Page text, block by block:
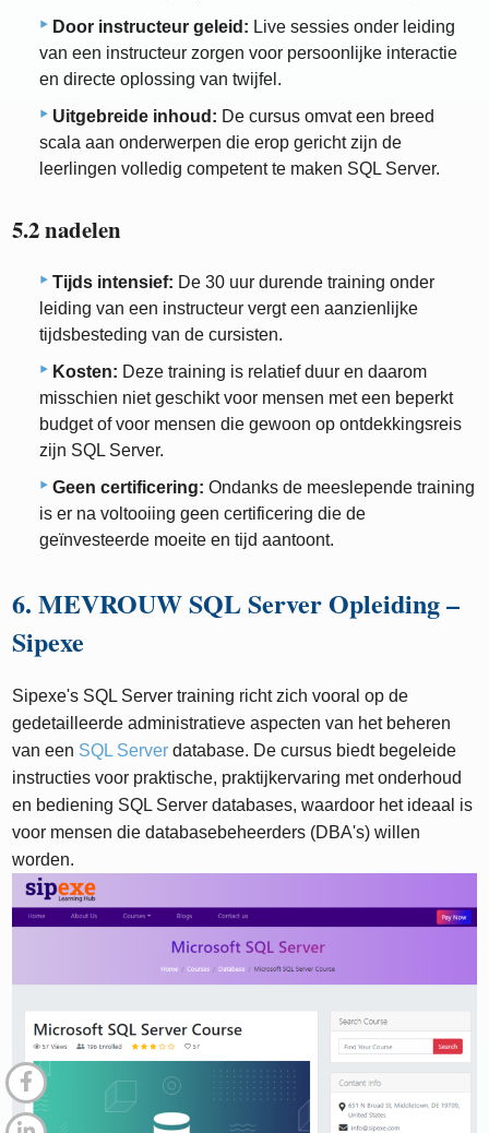
Door instructeur geleid: Live sessies onder leiding
van een instructeur zorgen voor persoonlijke interactie
en directe oplossing van twijfel.
Uitgebreide inhoud: De cursus omvat een breed
scala aan onderwerpen die erop gericht zijn de
leerlingen volledig competent te maken SQL Server.
5.2 nadelen
Tijds intensief: De 30 uur durende training onder
leiding van een instructeur vergt een aanzienlijke
tijdsbesteding van de cursisten.
Kosten: Deze training is relatief duur en daarom
misschien niet geschikt voor mensen met een beperkt
budget of voor mensen die gewoon op ontdekkingsreis
zijn SQL Server.
Geen certificering: Ondanks de meeslepende training
is er na voltooiing geen certificering die de
geïnvesteerde moeite en tijd aantoont.
6. MEVROUW SQL Server Opleiding –
Sipexe
Sipexe's SQL Server training richt zich vooral op de
gedetailleerde administratieve aspecten van het beheren
van een SQL Server database. De cursus biedt begeleide
instructies voor praktische, praktijkervaring met onderhoud
en bediening SQL Server databases, waardoor het ideaal is
voor mensen die databasebeheerders (DBA's) willen
worden.